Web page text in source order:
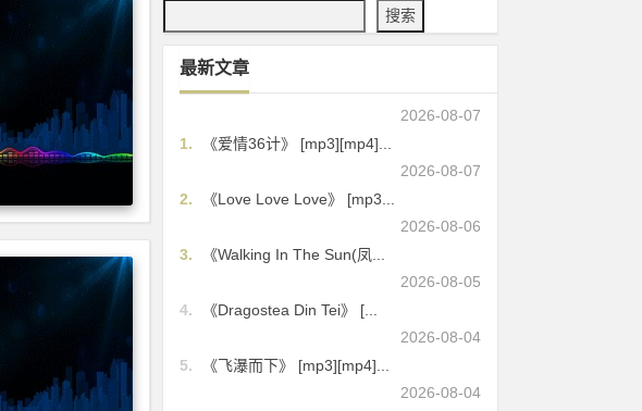
搜索
最新文章
2026-08-07
1.
《爱情36计》 [mp3][mp4]...
2026-08-07
2.
《Love Love Love》 [mp3...
2026-08-06
3.
《Walking In The Sun(凤...
2026-08-05
4.
《Dragostea Din Tei》 [...
2026-08-04
5.
《飞瀑而下》 [mp3][mp4]...
2026-08-04